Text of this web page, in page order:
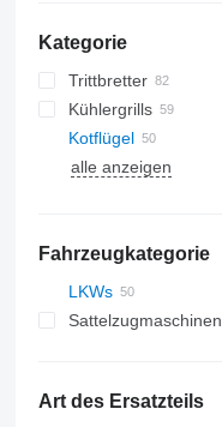
Kategorie
Trittbretter
Kühlergrills
Kotflügel
alle anzeigen
Fahrzeugkategorie
LKWs
Sattelzugmaschinen
Art des Ersatzteils